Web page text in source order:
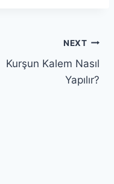
NEXT
Kurşun Kalem Nasıl
Yapılır?